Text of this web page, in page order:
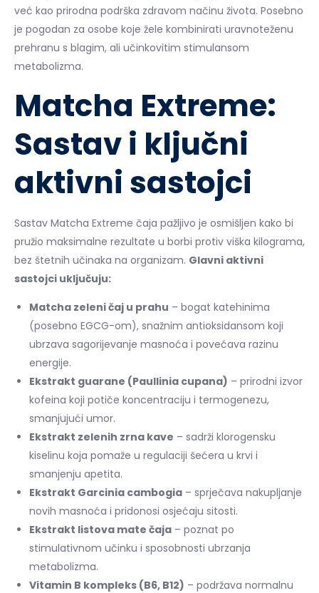
već kao prirodna podrška zdravom načinu života. Posebno
je pogodan za osobe koje žele kombinirati uravnoteženu
prehranu s blagim, ali učinkovitim stimulansom
metabolizma.
Matcha Extreme:
Sastav i ključni
aktivni sastojci
Sastav Matcha Extreme čaja pažljivo je osmišljen kako bi
pružio maksimalne rezultate u borbi protiv viška kilograma,
bez štetnih učinaka na organizam. Glavni aktivni
sastojci uključuju:
Matcha zeleni čaj u prahu – bogat katehinima
(posebno EGCG-om), snažnim antioksidansom koji
ubrzava sagorijevanje masnoća i povećava razinu
energije.
Ekstrakt guarane (Paullinia cupana) – prirodni izvor
kofeina koji potiče koncentraciju i termogenezu,
smanjujući umor.
Ekstrakt zelenih zrna kave – sadrži klorogensku
kiselinu koja pomaže u regulaciji šećera u krvi i
smanjenju apetita.
Ekstrakt Garcinia cambogia – sprječava nakupljanje
novih masnoća i pridonosi osjećaju sitosti.
Ekstrakt listova mate čaja – poznat po
stimulativnom učinku i sposobnosti ubrzanja
metabolizma.
Vitamin B kompleks (B6, B12) – podržava normalnu